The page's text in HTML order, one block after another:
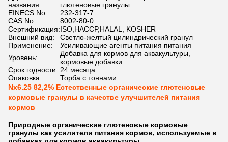
названия:
глютеновые гранулы
EINECS No.:
232-317-7
CAS No.:
8002-80-0
Сертификация:ISO,HACCP,HALAL, KOSHER
Внешний вид:
Светло-желтый цилиндрический гранул
Применение:
Усиливающие агенты питания питания
Уровень:
Добавка для кормов для аквакультуры,
кормовые добавки
Срок годности: 24 месяца
Опаковка:
Торба с тоннами
Nx6.25 82,2% Естественные органические глютеновые
кормовые гранулы в качестве улучшителей питания
кормов
Природные органические глютеновые кормовые
гранулы как усилители питания кормов, используемые в